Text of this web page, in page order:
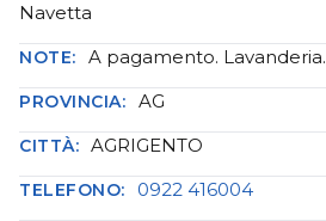
Navetta
NOTE: A pagamento. Lavanderia.
PROVINCIA: AG
CITTÀ: AGRIGENTO
TELEFONO: 0922 416004